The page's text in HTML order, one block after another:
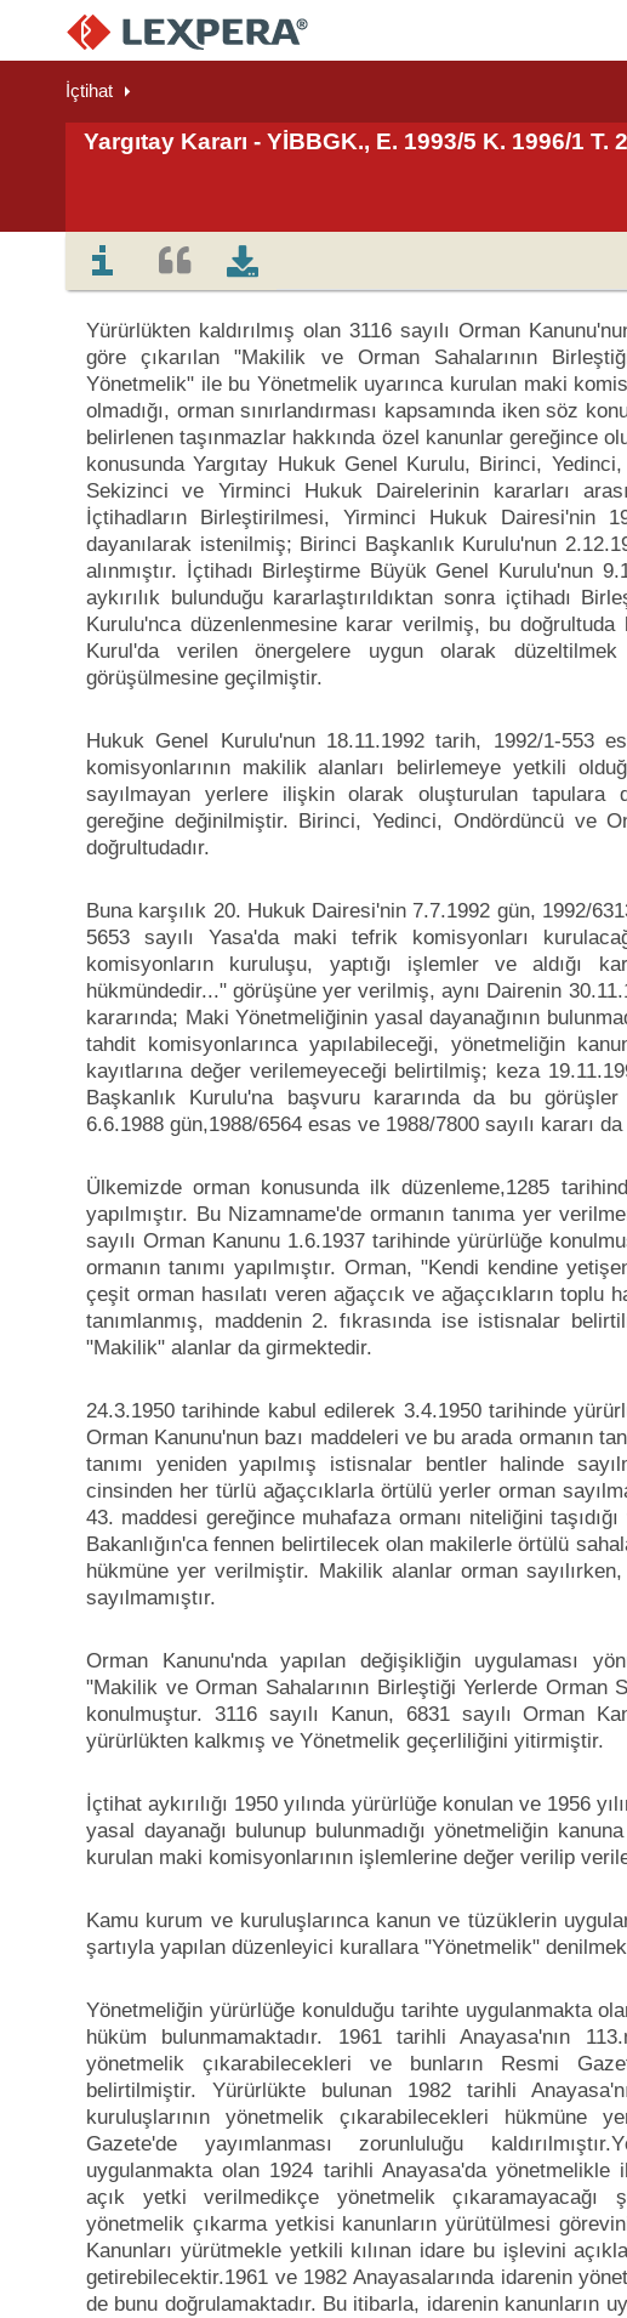
İçtihat
Yargıtay Kararı - YİBBGK., E. 1993/5 K. 1996/1 T.
Yürürlükten kaldırılmış olan 3116 sayılı Orman
göre çıkarılan "Makilik ve Orman Sahalarının
Yönetmelik" ile bu Yönetmelik uyarınca kurulan maki
olmadığı, orman sınırlandırması kapsamında iken söz
belirlenen taşınmazlar hakkında özel kanunlar gereğince
konusunda Yargıtay Hukuk Genel Kurulu, Birinci,
Sekizinci ve Yirminci Hukuk Dairelerinin kararları
İçtihadların Birleştirilmesi, Yirminci Hukuk Dairesi'nin
dayanılarak istenilmiş; Birinci Başkanlık Kurulu'nun
alınmıştır. İçtihadı Birleştirme Büyük Genel Kurulu'nun
aykırılık bulunduğu kararlaştırıldıktan sonra içtihadı
Kurulu'nca düzenlenmesine karar verilmiş, bu doğrultuda
Kurul'da verilen önergelere uygun olarak
görüşülmesine geçilmiştir.
Hukuk Genel Kurulu'nun 18.11.1992 tarih, 1992/1-553
komisyonlarının makilik alanları belirlemeye yetkili
sayılmayan yerlere ilişkin olarak oluşturulan tapulara
gereğine değinilmiştir. Birinci, Yedinci, Ondördüncü ve
doğrultudadır.
Buna karşılık 20. Hukuk Dairesi'nin 7.7.1992 gün, 1992/
5653 sayılı Yasa'da maki tefrik komisyonları
komisyonların kuruluşu, yaptığı işlemler ve aldığı
hükmündedir..." görüşüne yer verilmiş, aynı Dairenin
kararında; Maki Yönetmeliğinin yasal dayanağının
tahdit komisyonlarınca yapılabileceği, yönetmeliğin
kayıtlarına değer verilemeyeceği belirtilmiş; keza
Başkanlık Kurulu'na başvuru kararında da bu
6.6.1988 gün,1988/6564 esas ve 1988/7800 sayılı kararı
Ülkemizde orman konusunda ilk düzenleme,1285
yapılmıştır. Bu Nizamname'de ormanın tanıma yer
sayılı Orman Kanunu 1.6.1937 tarihinde yürürlüğe
ormanın tanımı yapılmıştır. Orman, "Kendi kendine
çeşit orman hasılatı veren ağaçcık ve ağaçcıkların toplu
tanımlanmış, maddenin 2. fıkrasında ise istisnalar
"Makilik" alanlar da girmektedir.
24.3.1950 tarihinde kabul edilerek 3.4.1950 tarihinde
Orman Kanunu'nun bazı maddeleri ve bu arada ormanın
tanımı yeniden yapılmış istisnalar bentler halinde
cinsinden her türlü ağaçcıklarla örtülü yerler orman
43. maddesi gereğince muhafaza ormanı niteliğini
Bakanlığın'ca fennen belirtilecek olan makilerle örtülü
hükmüne yer verilmiştir. Makilik alanlar orman
sayılmamıştır.
Orman Kanunu'nda yapılan değişikliğin uygulaması
"Makilik ve Orman Sahalarının Birleştiği Yerlerde Orman
konulmuştur. 3116 sayılı Kanun, 6831 sayılı Orman
yürürlükten kalkmış ve Yönetmelik geçerliliğini yitirmiştir.
İçtihat aykırılığı 1950 yılında yürürlüğe konulan ve 1956
yasal dayanağı bulunup bulunmadığı yönetmeliğin
kurulan maki komisyonlarının işlemlerine değer verilip
Kamu kurum ve kuruluşlarınca kanun ve tüzüklerin
şartıyla yapılan düzenleyici kurallara "Yönetmelik"
Yönetmeliğin yürürlüğe konulduğu tarihte uygulanmakta
hüküm bulunmamaktadır. 1961 tarihli Anayasa'nın
yönetmelik çıkarabilecekleri ve bunların Resmi
belirtilmiştir. Yürürlükte bulunan 1982 tarihli
kuruluşlarının yönetmelik çıkarabilecekleri hükmüne
Gazete'de yayımlanması zorunluluğu
uygulanmakta olan 1924 tarihli Anayasa'da yönetmelikle
açık yetki verilmedikçe yönetmelik çıkaramayacağı
yönetmelik çıkarma yetkisi kanunların yürütülmesi
Kanunları yürütmekle yetkili kılınan idare bu işlevini
getirebilecektir.1961 ve 1982 Anayasalarında idarenin
de bunu doğrulamaktadır. Bu itibarla, idarenin kanunların